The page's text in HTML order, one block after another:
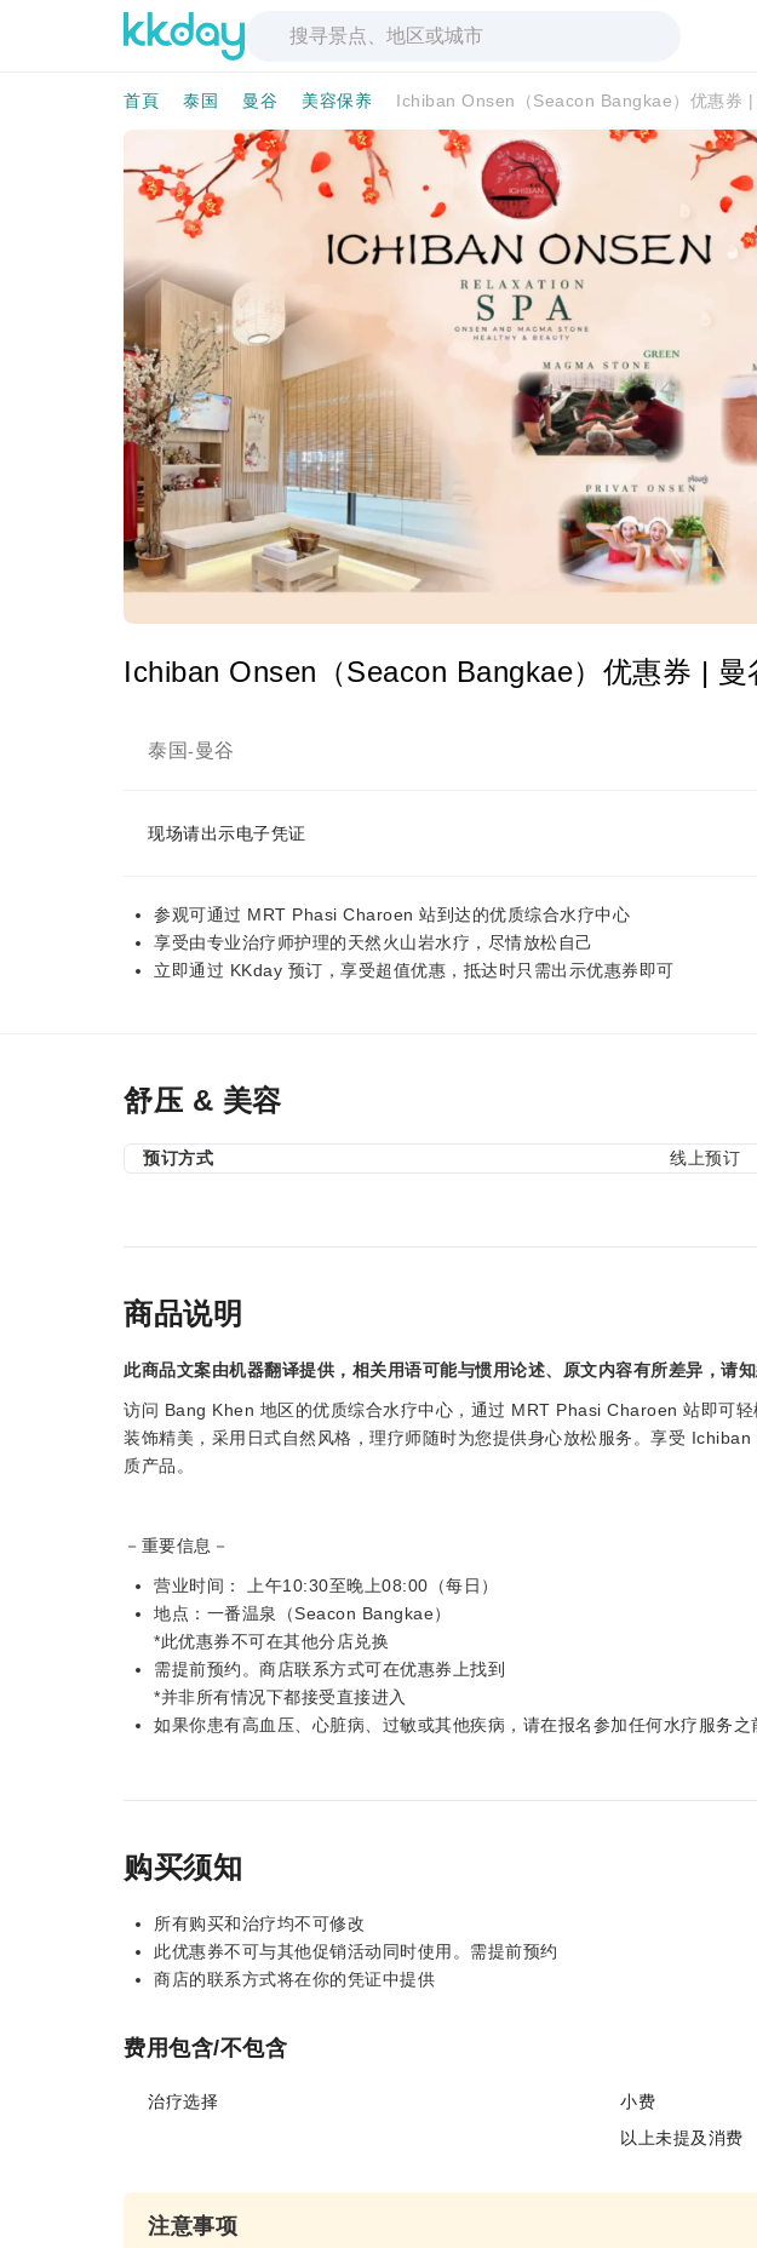
首頁 泰国 曼谷 美容保养 Ichiban Onsen（Seacon Bangkae）优惠券 |
Ichiban Onsen（Seacon Bangkae）优惠券 | 曼
泰国-曼谷
现场请出示电子凭证
参观可通过 MRT Phasi Charoen 站到达的优质综合水疗中心
享受由专业治疗师护理的天然火山岩水疗，尽情放松自己
立即通过 KKday 预订，享受超值优惠，抵达时只需出示优惠券即可
舒压 & 美容
预订方式 线上预订
商品说明
此商品文案由机器翻译提供，相关用语可能与惯用论述、原文内容有所差异，请知
访问 Bang Khen 地区的优质综合水疗中心，通过 MRT Phasi Charoen 站即可轻
装饰精美，采用日式自然风格，理疗师随时为您提供身心放松服务。享受
质产品。
－重要信息－
营业时间： 上午10:30至晚上08:00（每日）
地点：一番温泉（Seacon Bangkae）
*此优惠券不可在其他分店兑换
需提前预约。商店联系方式可在优惠券上找到
*并非所有情况下都接受直接进入
如果你患有高血压、心脏病、过敏或其他疾病，请在报名参加任何水疗服务之
购买须知
所有购买和治疗均不可修改
此优惠券不可与其他促销活动同时使用。需提前预约
商店的联系方式将在你的凭证中提供
费用包含/不包含
治疗选择
小费
以上未提及消费
注意事项